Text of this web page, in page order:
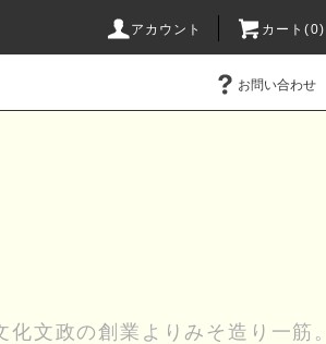
アカウント カート(0)
お問い合わせ
化文政の創業よりみそ造り一筋。